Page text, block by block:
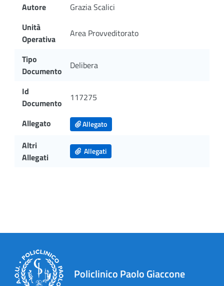
Autore
Grazia Scalici
Unità
Operativa
Area Provveditorato
Tipo
Documento
Delibera
Id
Documento
117275
Allegato Allegato
Altri
Allegati
Allegati
Policlinico Paolo Giaccone